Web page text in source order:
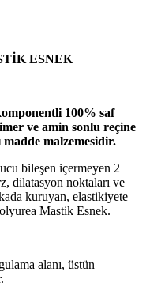
ESNEK
100% saf
ve amin sonlu reçine
malzemesidir.
bileşen içermeyen 2
dilatasyon noktaları ve
kuruyan, elastikiyete
Mastik Esnek.
alanı, üstün